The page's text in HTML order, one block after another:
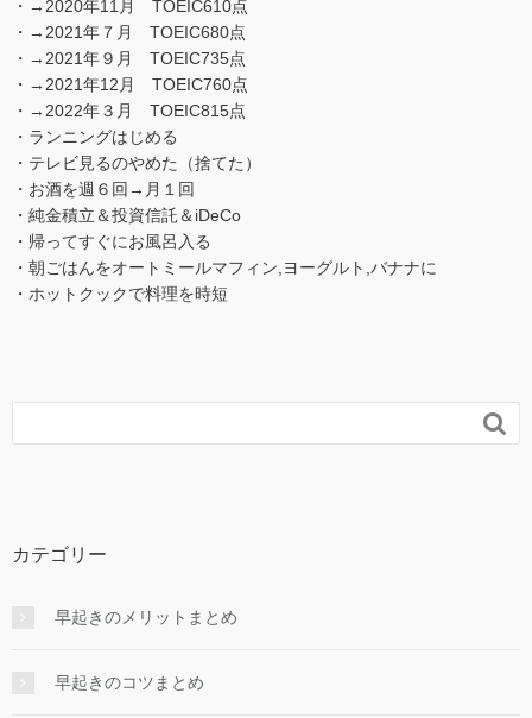
・→2020年11月 TOEIC610点
・→2021年７月 TOEIC680点
・→2021年９月 TOEIC735点
・→2021年12月 TOEIC760点
・→2022年３月 TOEIC815点
・ランニングはじめる
・テレビ見るのやめた（捨てた）
・お酒を週６回→月１回
・純金積立＆投資信託＆iDeCo
・帰ってすぐにお風呂入る
・朝ごはんをオートミールマフィン,ヨーグルト,バナナに
・ホットクックで料理を時短

カテゴリー
早起きのメリットまとめ
早起きのコツまとめ